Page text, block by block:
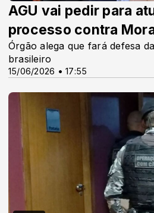
15/06/2026 • 17:55
AGU vai pedir para
processo contra
Órgão alega que fará defesa
brasileiro